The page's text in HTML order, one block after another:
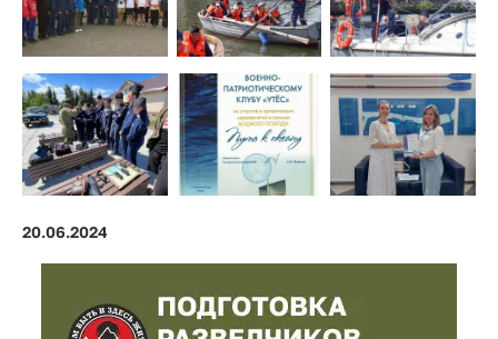
20.06.2024